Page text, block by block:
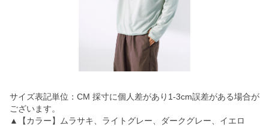
サイズ表記単位：CM 採寸に個人差があり1-3cm誤差がある場合が
ございます。
▲【カラー】ムラサキ、ライトグレー、ダークグレー、イエロ